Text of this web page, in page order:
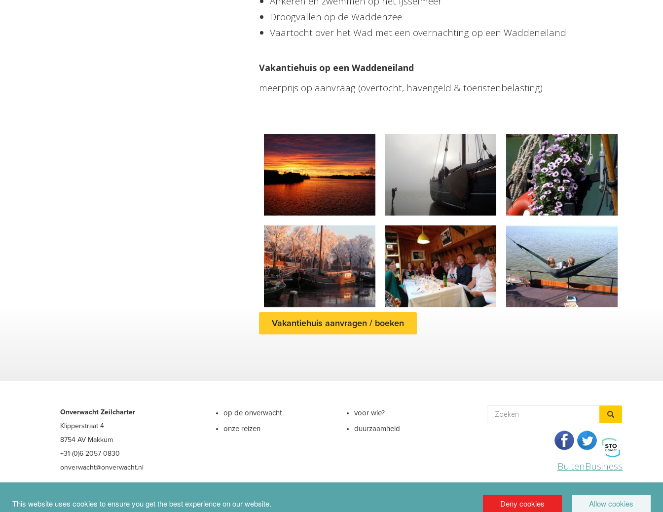
This website uses cookies to ensure you get the best experience on our website. Deny cookies Allow cookies
Droogvallen op de Waddenzee
Vaartocht over het Wad met een overnachting op een Waddeneiland
Vakantiehuis op een Waddeneiland
meerprijs op aanvraag (overtocht, havengeld & toeristenbelasting)
Vakantiehuis aanvragen / boeken
Onverwacht Zeilcharter
Klipperstraat 4
8754 AV Makkum
+31 (0)6 2057 0830
onverwacht@onverwacht.nl
op de onverwacht
onze reizen
voor wie?
duurzaamheid
BuitenBusiness